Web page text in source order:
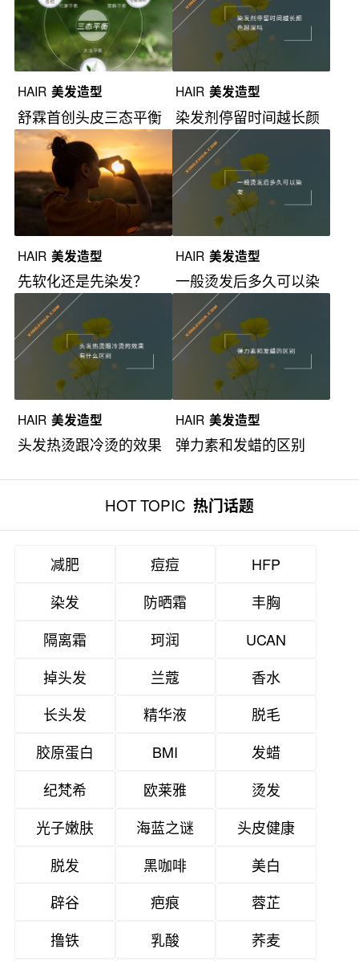
HAIR 美发造型
舒霖首创头皮三态平衡
理念
HAIR 美发造型
染发剂停留时间越长颜
色越深吗？
HAIR 美发造型
先软化还是先染发？
HAIR 美发造型
一般烫发后多久可以染
发？
HAIR 美发造型
头发热烫跟冷烫的效果
HAIR 美发造型
弹力素和发蜡的区别
HOT TOPIC 热门话题
减肥 痘痘
HFP
染发
防晒霜
丰胸
隔离霜
珂润
UCAN
掉头发
兰蔻
香水
长头发
精华液
脱毛
胶原蛋白
BMI
发蜡
纪梵希
欧莱雅
烫发
光子嫩肤
海蓝之谜
头皮健康
脱发
黑咖啡
美白
辟谷
疤痕
蓉芷
撸铁
乳酸 荞麦